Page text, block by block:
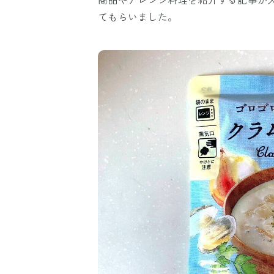
てもらいました。